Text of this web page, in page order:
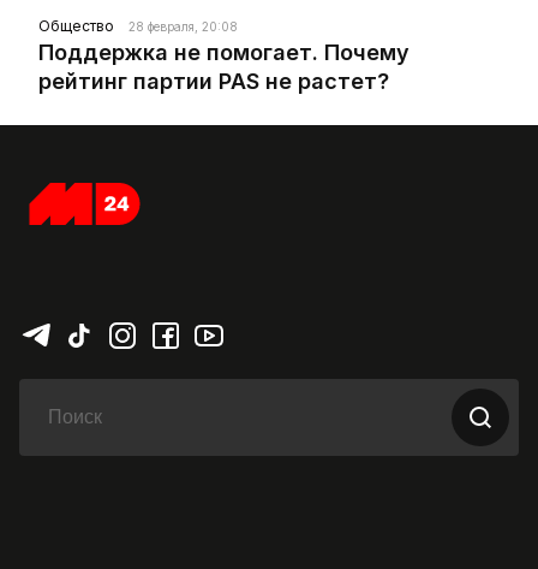
Общество 28 февраля, 20:08
Поддержка не помогает. Почему
рейтинг партии PAS не растет?